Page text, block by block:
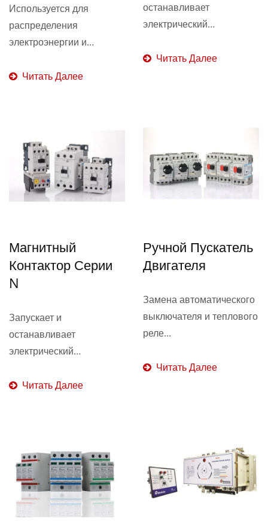
Используется для
распределения
электроэнергии и
Читать Далее
останавливает
электрический
Читать Далее
Магнитный
Контактор Серии
N
Запускает и
останавливает
электрический
Читать Далее
Ручной Пускатель
Двигателя
Замена автоматического
выключателя и теплового
реле...
Читать Далее